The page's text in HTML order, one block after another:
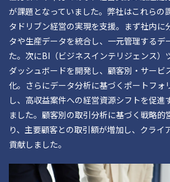
が課題となっていました。弊社はこれらの
タドリブン経営の実現を支援。まず社内に
タや生産データを統合し、一元管理するデ
た。次にBI（ビジネスインテリジェンス）
ダッシュボードを開発し、顧客別・サービ
化。さらにデータ分析に基づくポートフォ
し、高収益案件への経営資源シフトを促進
ました。顧客別の取引分析に基づく戦略的
り、主要顧客との取引額が増加し、クライ
貢献しました。